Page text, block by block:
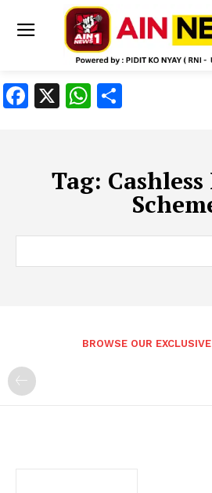
Facebook
X WhatsApp
Tag:
BROWSE OUR